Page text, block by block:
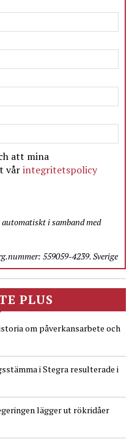
att mina
vårintegritetspolicy
i samband med
559059-4239. Sverige
PLUS
om påverkansarbete och
i Stegra resulterade i
lägger ut rökridåer